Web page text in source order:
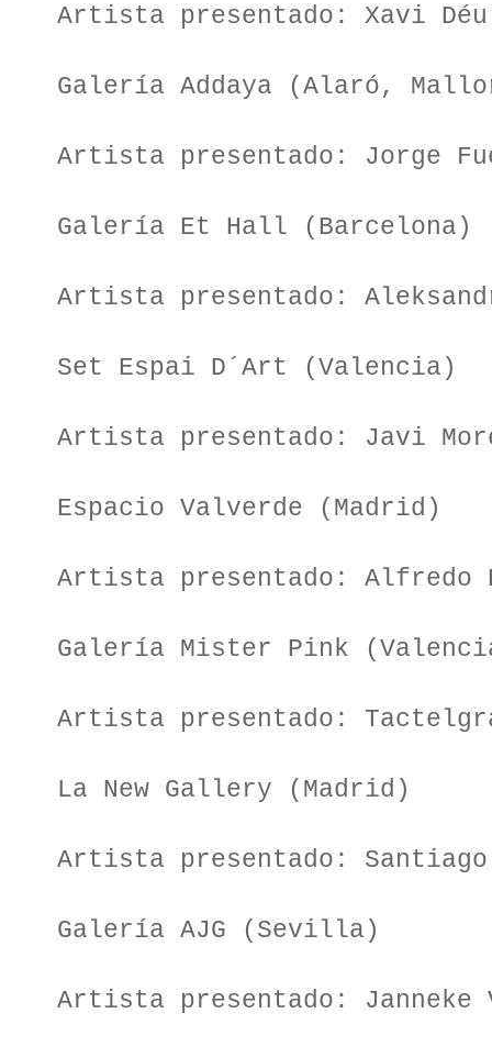
Artista presentado: Xavi Déu
Galería Addaya (Alaró,
Artista presentado: Jorge
Galería Et Hall (Barcelona)
Artista presentado:
Set Espai D´Art (Valencia)
Artista presentado: Javi
Espacio Valverde (Madrid)
Artista presentado: Alfredo
Galería Mister Pink
Artista presentado:
La New Gallery (Madrid)
Artista presentado:
Galería AJG (Sevilla)
Artista presentado: Janneke